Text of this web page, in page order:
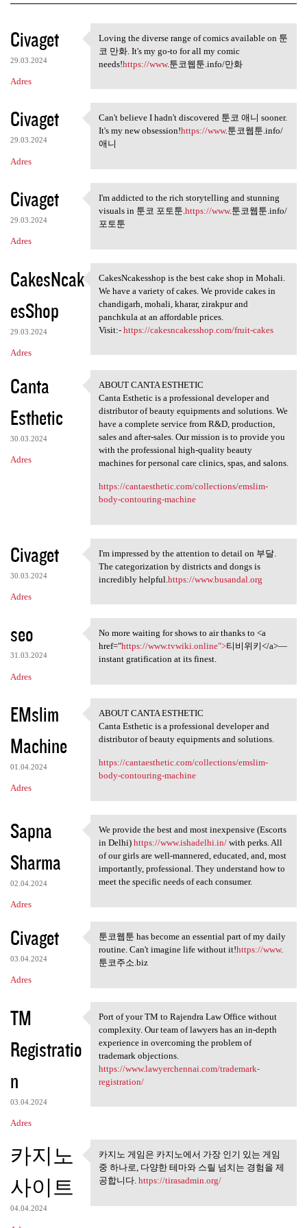
K
o
m
e
n
t
a
r
e
Civaget
29.03.2024
Adres
Loving the diverse range of
Loving the diverse range of comics available on 툰
코 만화. It's my go-to for all my comic
needs!https://www.툰코웹툰.info/만화
Civaget
29.03.2024
Adres
Can't believe I hadn't
Can't believe I hadn't discovered 툰코 애니 sooner.
It's my new obsession!https://www.툰코웹툰.info/
애니
Civaget
29.03.2024
Adres
I'm addicted to the rich
I'm addicted to the rich storytelling and stunning
visuals in 툰코 포토툰.https://www.툰코웹툰.info/
포토툰
CakesNcak
esShop
29.03.2024
Adres
CakesNcakesshop is the best
CakesNcakesshop is the best cake shop in Mohali.
We have a variety of cakes. We provide cakes in
chandigarh, mohali, kharar, zirakpur and
panchkula at an affordable prices.
Visit:- https://cakesncakesshop.com/fruit-cakes
Canta
Esthetic
30.03.2024
Adres
ABOUT CANTA ESTHETIC
ABOUT CANTA ESTHETIC
Canta Esthetic is a professional developer and
distributor of beauty equipments and solutions. We
have a complete service from R&D, production,
sales and after-sales. Our mission is to provide you
with the professional high-quality beauty
machines for personal care clinics, spas, and salons.
https://cantaesthetic.com/collections/emslim-
body-contouring-machine
Civaget
30.03.2024
Adres
I'm impressed by the
I'm impressed by the attention to detail on 부달.
The categorization by districts and dongs is
incredibly helpful. https://www.busandal.org
seo
31.03.2024
Adres
No more waiting for shows to
No more waiting for shows to air thanks to <a
href="https://www.tvwiki.online">티비위키</a>—
instant gratification at its finest.
EMslim
Machine
01.04.2024
Adres
ABOUT CANTA ESTHETIC
ABOUT CANTA ESTHETIC
Canta Esthetic is a professional developer and
distributor of beauty equipments and solutions.
https://cantaesthetic.com/collections/emslim-
body-contouring-machine
Sapna
Sharma
02.04.2024
Adres
We provide the best and most
We provide the best and most inexpensive (Escorts
in Delhi) https://www.ishadelhi.in/with perks. All
of our girls are well-mannered, educated, and, most
importantly, professional. They understand how to
meet the specific needs of each consumer.
Civaget
03.04.2024
Adres
툰코웹툰 has become an essential
툰코웹툰 has become an essential part of my daily
routine. Can't imagine life without it!https://www.
툰코주소.biz
TM
Registratio
n
03.04.2024
Adres
Port of your TM to Rajendra
Port of your TM to Rajendra Law Office without
complexity. Our team of lawyers has an in-depth
experience in overcoming the problem of
trademark objections.
https://www.lawyerchennai.com/trademark-
registration/
카지노
사이트
04.04.2024
카지노 게임은 카지노에서 가장
인기 있는 게임 중
카지노 게임은 카지노에서 가장 인기 있는 게임
중 하나로, 다양한 테마와 스릴 넘치는 경험을 제
공합니다. https://tirasadmin.org/